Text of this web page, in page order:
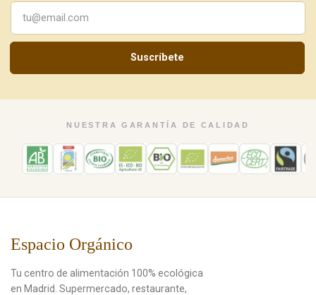
Suscríbete
NUESTRA GARANTÍA DE CALIDAD
Espacio Orgánico
Tu centro de alimentación 100% ecológica
en Madrid. Supermercado, restaurante,